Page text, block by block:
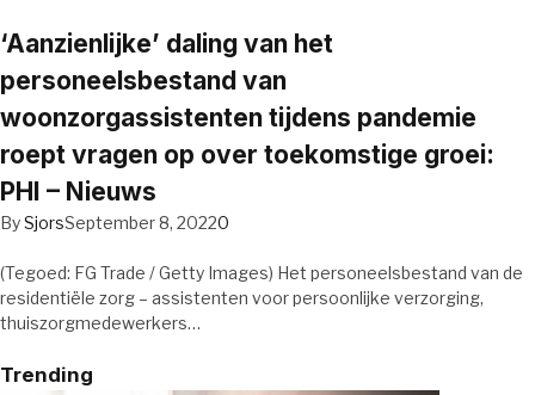
‘Aanzienlijke’ daling van het
personeelsbestand van
woonzorgassistenten tijdens pandemie
roept vragen op over toekomstige groei:
PHI – Nieuws
BySjorsSeptember 8, 20220
(Tegoed: FG Trade / Getty Images) Het personeelsbestand van de
residentiële zorg – assistenten voor persoonlijke verzorging,
thuiszorgmedewerkers…
Trending